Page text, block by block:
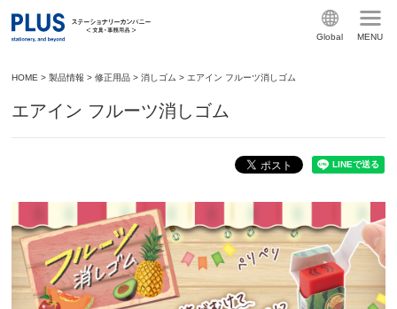
Global MENU
HOME >製品情報 >修正用品 >消しゴム > エアイン フルーツ消しゴム
エアイン フルーツ消しゴム